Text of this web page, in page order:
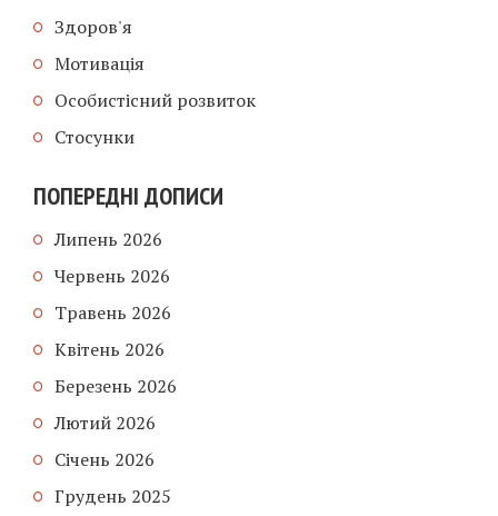
Здоров'я
Мотивація
Особистісний розвиток
Стосунки
ПОПЕРЕДНІ ДОПИСИ
Липень 2026
Червень 2026
Травень 2026
Квітень 2026
Березень 2026
Лютий 2026
Січень 2026
Грудень 2025